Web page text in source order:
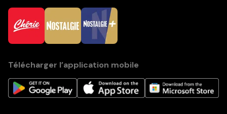
Télécharger l’application mobile